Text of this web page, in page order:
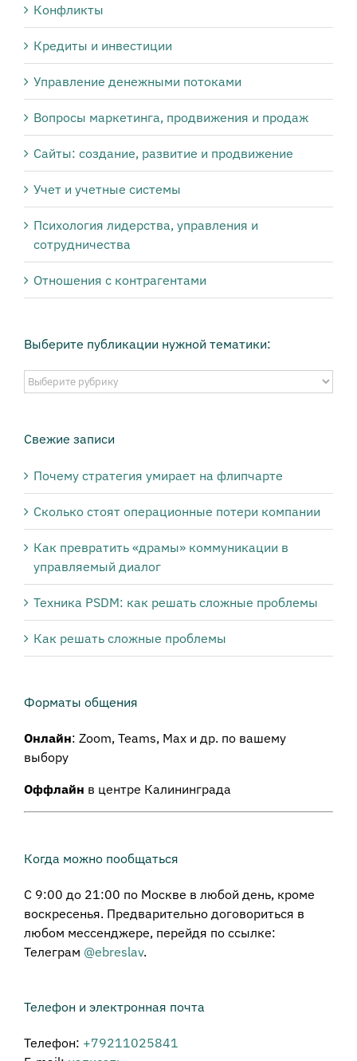
Конфликты
Кредиты и инвестиции
Управление денежными потоками
Вопросы маркетинга, продвижения и продаж
Сайты: создание, развитие и продвижение
Учет и учетные системы
Психология лидерства, управления и
сотрудничества
Отношения с контрагентами
Выберите публикации нужной тематики:
Выберите
публикации
тематики:
Свежие записи
Почему стратегия умирает на флипчарте
Сколько стоят операционные потери компании
Как превратить «драмы» коммуникации в
управляемый диалог
Техника PSDM: как решать сложные проблемы
Как решать сложные проблемы
Форматы общения
Онлайн: Zoom, Teams, Max и др. по вашему
выбору
Оффлайн в центре Калининграда
Когда можно пообщаться
С 9:00 до 21:00 по Москве в любой день, кроме
воскресенья. Предварительно договориться в
любом мессенджере, перейдя по ссылке:
Телеграм @ebreslav.
Телефон и электронная почта
Телефон: +79211025841